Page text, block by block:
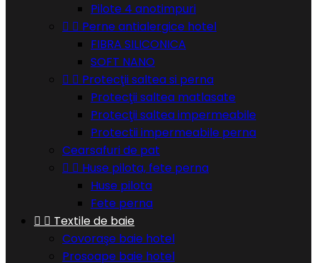
Pilote 4 anotimpuri
  Perne antialergice hotel
FIBRA SILICONICA
SOFT NANO
  Protecţii saltea si perna
Protecţii saltea matlasate
Protecţii saltea impermeabile
Protectii impermeabile perna
Cearsafuri de pat
  Huse pilota, fete perna
Huse pilota
Fete perna
  Textile de baie
Covoraşe baie hotel
Prosoape baie hotel